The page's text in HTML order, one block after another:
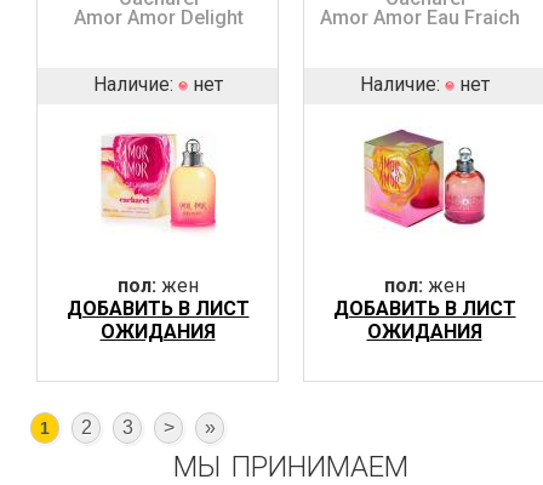
Amor Amor Delight
Наличие: нет
пол: жен
ДОБАВИТЬ В ЛИСТ
ОЖИДАНИЯ
Amor Amor Eau Fraiche
Наличие: нет
пол: жен
ДОБАВИТЬ В ЛИСТ
ОЖИДАНИЯ
1 2 3 > »
МЫ ПРИНИМАЕМ